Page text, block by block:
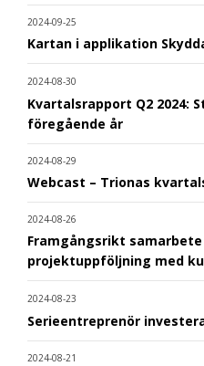
2024-09-25
Kartan i applikation
2024-08-30
Kvartalsrapport Q2 2024:
föregående år
2024-08-29
Webcast – Trionas
2024-08-26
Framgångsrikt
projektuppföljning med
2024-08-23
Serieentreprenör
2024-08-21